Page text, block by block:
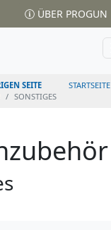
ÜBER PROGUN
SEITE STARTSEITE
SONSTIGES